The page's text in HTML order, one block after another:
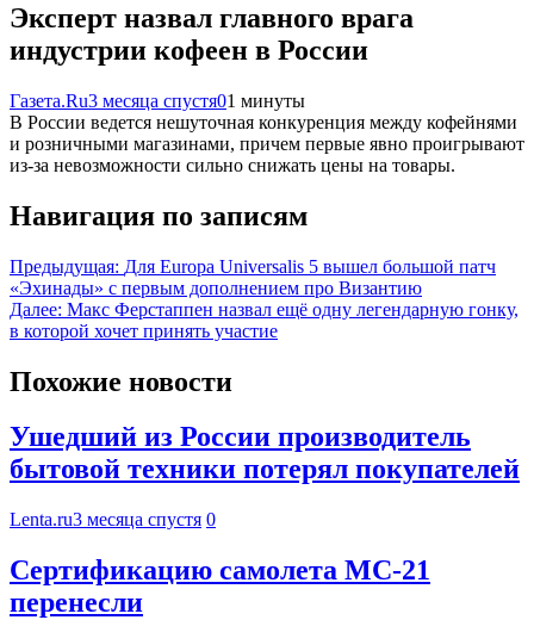
Эксперт назвал главного врага
индустрии кофеен в России
Газета.Ru3 месяца спустя01 минуты
В России ведется нешуточная конкуренция между кофейнями
и розничными магазинами, причем первые явно проигрывают
из-за невозможности сильно снижать цены на товары.
Навигация по записям
Предыдущая: Для Europa Universalis 5 вышел большой патч
«Эхинады» с первым дополнением про Византию
Далее: Макс Ферстаппен назвал ещё одну легендарную гонку,
в которой хочет принять участие
Похожие новости
Ушедший из России производитель
бытовой техники потерял покупателей
Lenta.ru3 месяца спустя 0
Сертификацию самолета МС-21
перенесли